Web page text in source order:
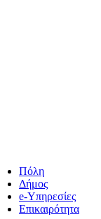
Πόλη
Δήμος
e-Υπηρεσίες
Επικαιρότητα